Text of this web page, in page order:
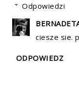
Odpowiedzi
ciesze sie.
ODPOWIEDZ